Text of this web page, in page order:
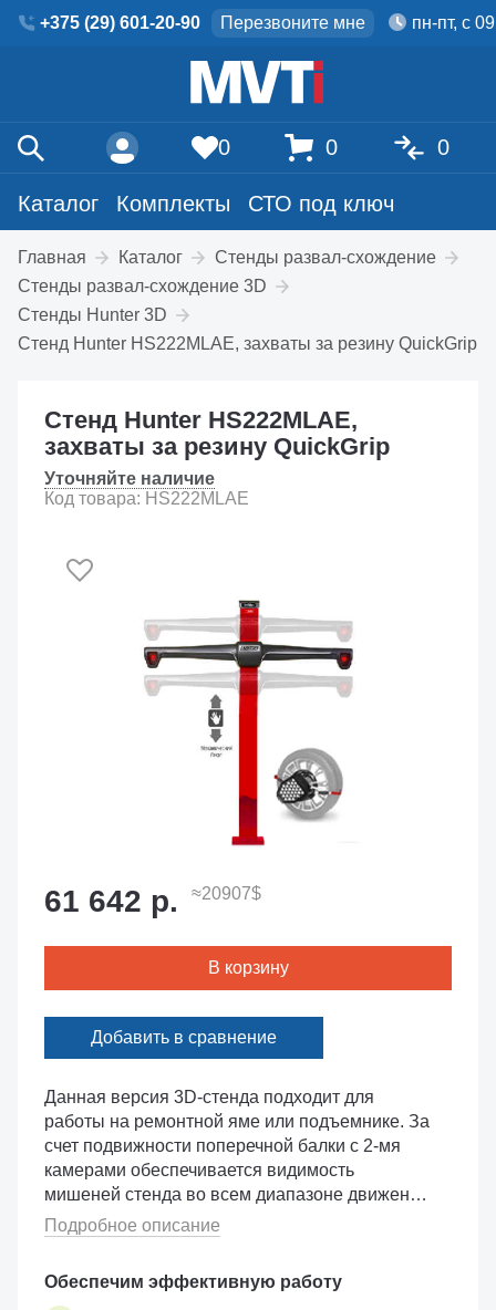
+375 (29) 601-20-90 Перезвоните мне пн-пт, с
Каталог Комплекты СТО под ключ
0 0 0
Главная Каталог
Стенды развал-схождение
Стенды развал-схождение 3D
Стенды Hunter 3D
Стенд Hunter HS222MLAE, захваты за резину QuickGrip
Стенд Hunter HS222MLAE,
захваты за резину QuickGrip
Уточняйте наличие
Код товара: HS222MLAE
Данная версия 3D-стенда подходит для
работы на ремонтной яме или подъемнике. За
счет подвижности поперечной балки с 2-мя
камерами обеспечивается видимость
мишеней стенда во всем диапазоне движения
подъемника. В данной версии 3D-стенда
используется программное обеспече�...
Подробное описание
Обеспечим эффективную работу
61 642 р. ≈20907$
В корзину
Добавить в сравнение